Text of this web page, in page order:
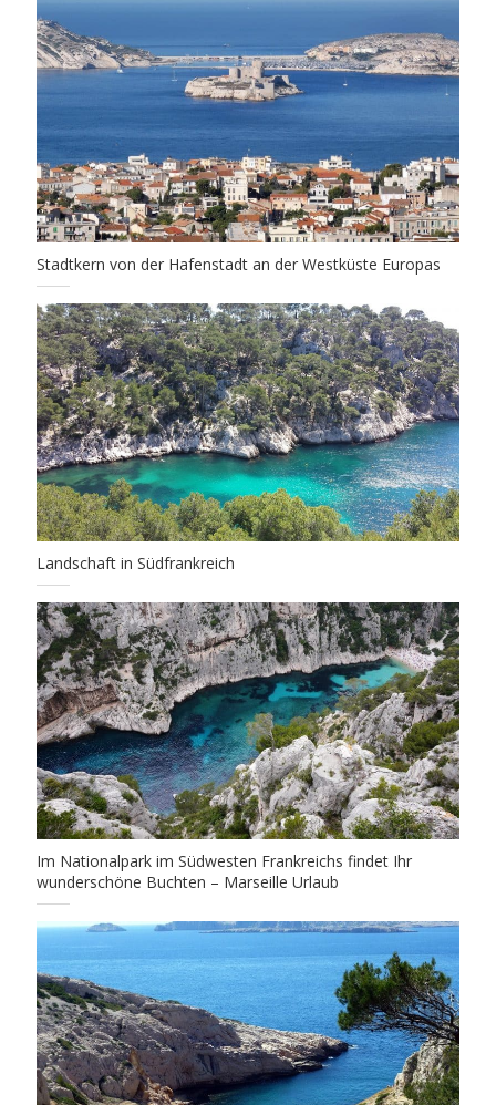
Stadtkern von der Hafenstadt an der Westküste Europas
Landschaft in Südfrankreich
Im Nationalpark im Südwesten Frankreichs findet Ihr
wunderschöne Buchten – Marseille Urlaub